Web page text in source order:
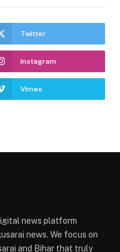
Twitter
Instagram
Vimeo
news platform
news. We focus on
and Bihar that truly